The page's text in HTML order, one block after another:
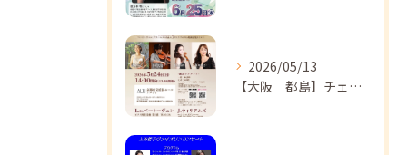
2026/05/13
【大阪 都島】チェロ教室 NAOMIミュージックスクール❣️チェリスト中島紗理先生のコンサートのご案内🎵